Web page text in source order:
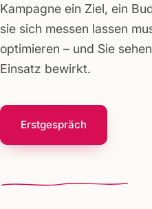
Kampagne ein Ziel, ein
sie sich messen lassen
optimieren – und Sie
Einsatz bewirkt.
Erstgespräch